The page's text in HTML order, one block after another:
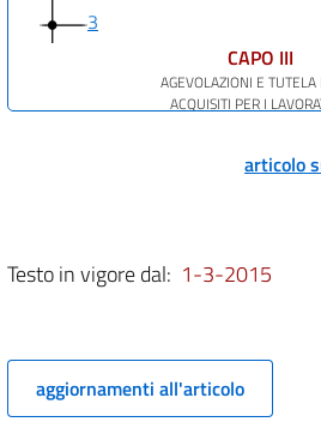
3
CAPO III
AGEVOLAZIONI E TUTELA
ACQUISITI PER I
CAPO IV
CAUSE DI
articolo
Testo in vigore dal: 1-3-2015
aggiornamenti all'articolo